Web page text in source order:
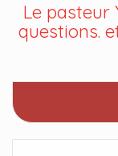
Le pasteur
questions.